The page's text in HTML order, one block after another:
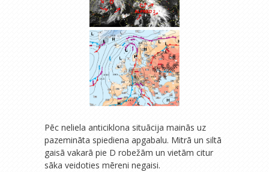
Pēc neliela anticiklona situācija mainās uz
pazemināta spiediena apgabalu. Mitrā un siltā
gaisā vakarā pie D robežām un vietām citur
sāka veidoties mēreni negaisi.